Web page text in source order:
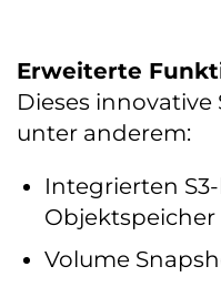
Erweiterte
Dieses
unter anderem:
Integrierten
Objektspeicher
Volume